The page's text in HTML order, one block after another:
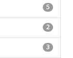
5
2
3